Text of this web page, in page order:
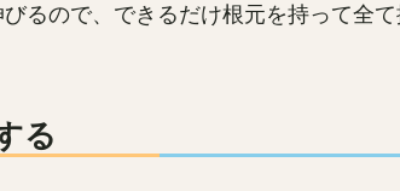
るので、できるだけ根元を持って全て
る